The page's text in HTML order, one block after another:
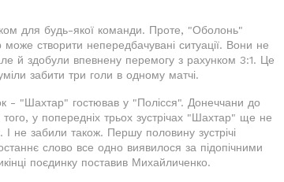
для будь-якої команди. Проте, "Оболонь"
створити непередбачувані ситуації. Вони не
й здобули впевнену перемогу з рахунком 3:1. Це
забити три голи в одному матчі.
- "Шахтар" гостював у "Полісся". Донеччани до
у попередніх трьох зустрічах "Шахтар" ще не
не забили також. Першу половину зустрічі
слово все одно виявилося за підопічними
поєдинку поставив Михайличенко.